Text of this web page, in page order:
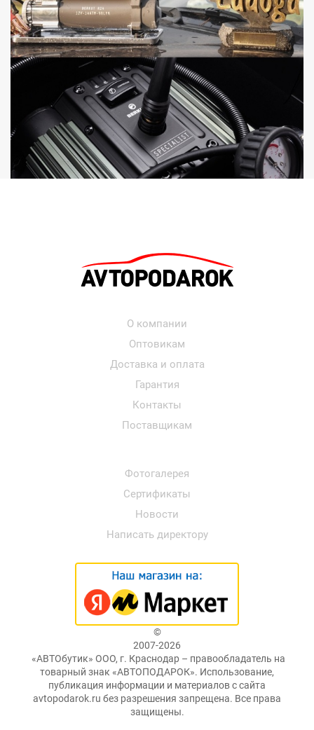
О компании
Оптовикам
Доставка и оплата
Гарантия
Контакты
Поставщикам
Фотогалерея
Сертификаты
Новости
Написать директору
©
2007-2026
«АВТОбутик» ООО, г. Краснодар – правообладатель на
товарный знак «АВТОПОДАРОК». Использование,
публикация информации и материалов с сайта
avtopodarok.ru без разрешения запрещена. Все права
защищены.